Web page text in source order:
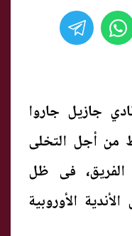
جازيل جاروا
من أجل التخلى
فى ظل
الأوروبية